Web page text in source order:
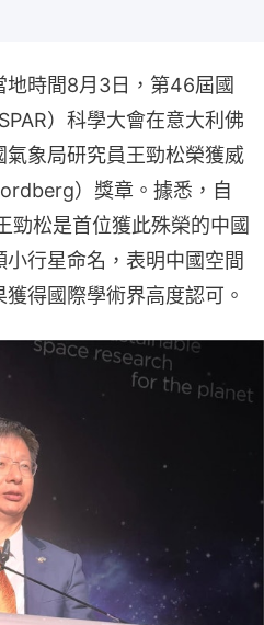
時間8月3日，第46屆國
）科學大會在意大利佛
象局研究員王勁松榮獲威
）獎章。據悉，自
勁松是首位獲此殊榮的中國
行星命名，表明中國空間
得國際學術界高度認可。